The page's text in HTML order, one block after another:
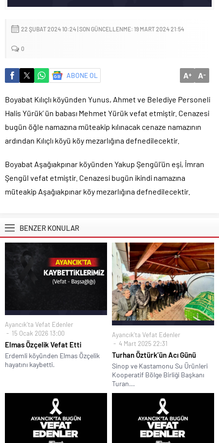
22 ŞUBAT 2024 10:24 | SON GÜNCELLENME: 19 MART 2024 21:54
0
ABONE OL A+ A-
Boyabat Kılıçlı köyünden Yunus, Ahmet ve Belediye Personeli
Halis Yürük’ ün babası Mehmet Yürük vefat etmiştir. Cenazesi
bugün öğle namazına müteakip kılınacak cenaze namazının
ardından Kılıçlı köyü köy mezarlığına defnedilecektir.
Boyabat Aşağıakpınar köyünden Yakup Şengül’ün eşi, İmran
Şengül vefat etmiştir. Cenazesi bugün ikindi namazına
müteakip Aşağıakpınar köy mezarlığına defnedilecektir.
BENZER KONULAR
Ayancık'ta Vefat Edenler
15 Ocak 2026 13:00
Elmas Özçelik Vefat Etti
Erdemli köyünden Elmas Özçelik
hayatını kaybetti.
Ayancık'ta Vefat Edenler
4 Mart 2025 22:31
Turhan Öztürk’ün Acı Günü
Sinop ve Kastamonu Su Ürünleri
Kooperatif Bölge Birliği Başkanı
Turan...